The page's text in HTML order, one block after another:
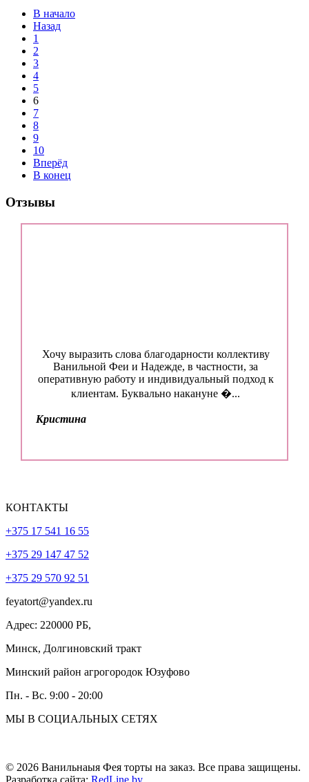
В начало
Назад
1
2
3
4
5
6
7
8
9
10
Вперёд
В конец
Отзывы
Шедеврально! Большое спасибо за Вашу работу!
Ванильной Феи и Надежде, в частности, за
оперативную работу и индивидуальный подход к
клиентам. Буквально накануне �...
КОНТАКТЫ
+375 17 541 16 55
+375 29 147 47 52
+375 29 570 92 51
feyatort@yandex.ru
Адрес: 220000 РБ,
Минск, Долгиновский тракт
Минский район агрогородок Юзуфово
Пн. - Вс. 9:00 - 20:00
МЫ В СОЦИАЛЬНЫХ СЕТЯХ
© 2026 Ванильнаыя Фея торты на заказ. Все права защищены.
Разработка сайта: RedLine.by